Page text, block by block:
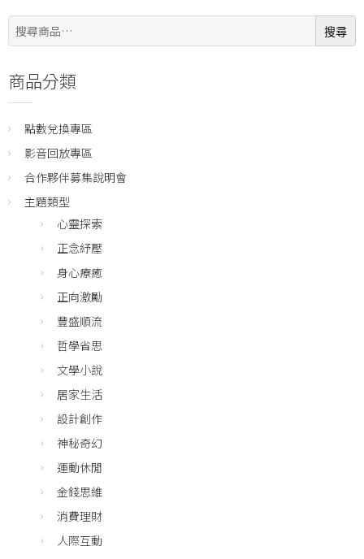
搜
尋:
搜尋
商品分類
點數兌換專區
影音回放專區
合作夥伴募集說明會
主題類型
心靈探索
正念紓壓
身心療癒
正向激勵
豐盛順流
哲學省思
文學小說
居家生活
設計創作
神秘奇幻
運動休閒
金錢思維
消費理財
人際互動